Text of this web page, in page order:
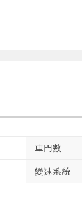
車門數
變速系統